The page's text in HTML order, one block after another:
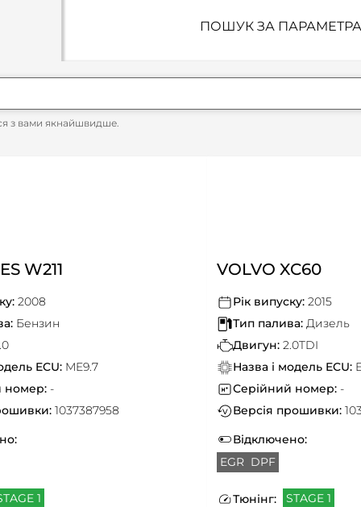
ПОШУК ЗА
з вами якнайшвидше.
W211
2008
Бензин
ECU: ME9.7
номер: -
1037387958
1
VOLVO XC60
Рік випуску: 2015
Тип палива: Дизель
Двигун: 2.0TDI
Назва і модель ECU:
Серійний номер: -
Версія прошивки:
Відключено:
EGR DPF
Тюнінг: STAGE 1